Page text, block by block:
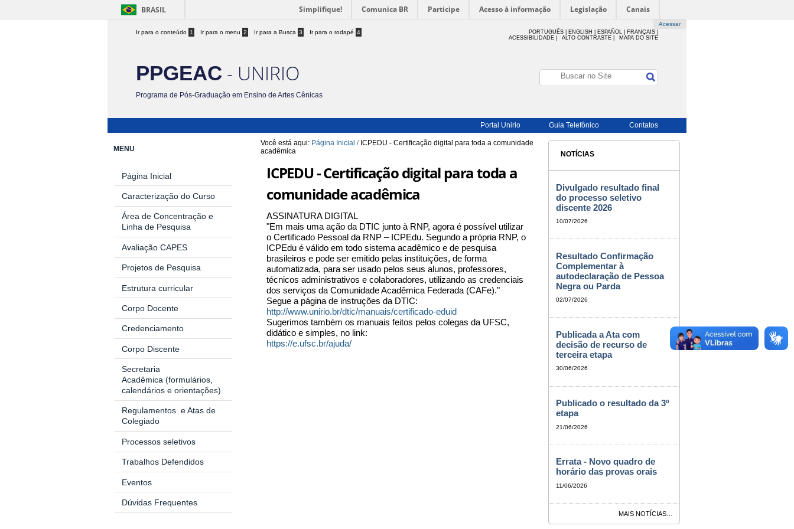
BRASIL Simplifique! Comunica BR Participe Acesso à informação Legislação Canais
Acessar
Ir para o conteúdo 1 Ir para o menu 2 Ir para a Busca 3 Ir para o rodapé 4 PORTUGUÊS | ENGLISH | ESPAÑOL |
FRANÇAIS |
ACESSIBILIDADE
ALTO CONTRASTE | MAPA DO SITE
PPGEAC - UNIRIO
Programa de Pós-Graduação em Ensino de Artes Cênicas
Portal Unirio Guia Telefônico Contatos
Você está aqui: Página Inicial / ICPEDU - Certificação digital para toda a comunidade
acadêmica
ICPEDU - Certificação digital para toda a
comunidade acadêmica
ASSINATURA DIGITAL
"Em mais uma ação da DTIC junto à RNP, agora é possível utilizar
o Certificado Pessoal da RNP – ICPEdu. Segundo a própria RNP, o
ICPEdu é válido em todo sistema acadêmico e de pesquisa
brasileiros e pode ser emitido pelas instituições, de forma
automatizada, para ser usado pelos seus alunos, professores,
técnicos administrativos e colaboradores, utilizando as credenciais
dos serviços da Comunidade Acadêmica Federada (CAFe)."
Segue a página de instruções da DTIC:
http://www.unirio.br/dtic/manuais/certificado-eduid
Sugerimos também os manuais feitos pelos colegas da UFSC,
didático e simples, no link:
https://e.ufsc.br/ajuda/
MENU
Página Inicial
Caracterização do Curso
Área de Concentração e
Linha de Pesquisa
Avaliação CAPES
Projetos de Pesquisa
Estrutura curricular
Corpo Docente
Credenciamento
Corpo Discente
Secretaria
Acadêmica (formulários,
calendários e orientações)
Regulamentos e Atas de
Colegiado
Processos seletivos
Trabalhos Defendidos
Eventos
Dúvidas Frequentes
NOTÍCIAS
Divulgado resultado final
do processo seletivo
discente 2026
10/07/2026
Resultado Confirmação
Complementar à
autodeclaração de Pessoa
Negra ou Parda
02/07/2026
Publicada a Ata com
decisão de recurso de
terceira etapa
30/06/2026
Publicado o resultado da 3º
etapa
21/06/2026
Errata - Novo quadro de
horário das provas orais
11/06/2026
MAIS NOTÍCIAS…